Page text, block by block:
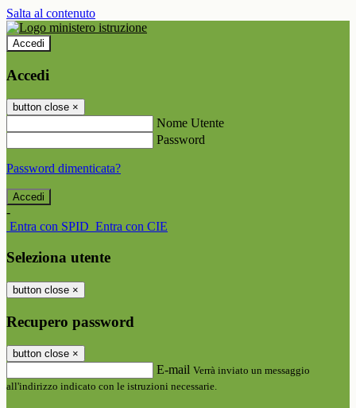
Salta al contenuto
Accedi
Accedi
button close ×
Nome Utente
Password
Password dimenticata?
-
Entra con SPID Entra con CIE
Seleziona utente
button close ×
Recupero password
button close ×
E-mail Verrà inviato un messaggio
all'indirizzo indicato con le istruzioni necessarie.